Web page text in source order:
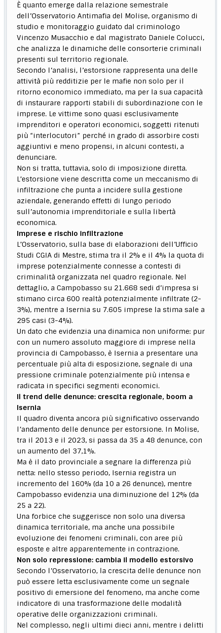
È quanto emerge dalla relazione semestrale
dell’Osservatorio Antimafia del Molise, organismo di
studio e monitoraggio guidato dal criminologo
Vincenzo Musacchio e dal magistrato Daniele Colucci,
che analizza le dinamiche delle consorterie criminali
presenti sul territorio regionale.
Secondo l’analisi, l’estorsione rappresenta una delle
attività più redditizie per le mafie non solo per il
ritorno economico immediato, ma per la sua capacità
di instaurare rapporti stabili di subordinazione con le
imprese. Le vittime sono quasi esclusivamente
imprenditori e operatori economici, soggetti ritenuti
più “interlocutori” perché in grado di assorbire costi
aggiuntivi e meno propensi, in alcuni contesti, a
denunciare.
Non si tratta, tuttavia, solo di imposizione diretta.
L’estorsione viene descritta come un meccanismo di
infiltrazione che punta a incidere sulla gestione
aziendale, generando effetti di lungo periodo
sull’autonomia imprenditoriale e sulla libertà
economica.
Imprese e rischio infiltrazione
L’Osservatorio, sulla base di elaborazioni dell’Ufficio
Studi CGIA di Mestre, stima tra il 2% e il 4% la quota di
imprese potenzialmente connesse a contesti di
criminalità organizzata nel quadro regionale. Nel
dettaglio, a Campobasso su 21.668 sedi d’impresa si
stimano circa 600 realtà potenzialmente infiltrate (2-
3%), mentre a Isernia su 7.605 imprese la stima sale a
295 casi (3-4%).
Un dato che evidenzia una dinamica non uniforme: pur
con un numero assoluto maggiore di imprese nella
provincia di Campobasso, è Isernia a presentare una
percentuale più alta di esposizione, segnale di una
pressione criminale potenzialmente più intensa e
radicata in specifici segmenti economici.
Il trend delle denunce: crescita regionale, boom a
Isernia
Il quadro diventa ancora più significativo osservando
l’andamento delle denunce per estorsione. In Molise,
tra il 2013 e il 2023, si passa da 35 a 48 denunce, con
un aumento del 37,1%.
Ma è il dato provinciale a segnare la differenza più
netta: nello stesso periodo, Isernia registra un
incremento del 160% (da 10 a 26 denunce), mentre
Campobasso evidenzia una diminuzione del 12% (da
25 a 22).
Una forbice che suggerisce non solo una diversa
dinamica territoriale, ma anche una possibile
evoluzione dei fenomeni criminali, con aree più
esposte e altre apparentemente in contrazione.
Non solo repressione: cambia il modello estorsivo
Secondo l’Osservatorio, la crescita delle denunce non
può essere letta esclusivamente come un segnale
positivo di emersione del fenomeno, ma anche come
indicatore di una trasformazione delle modalità
operative delle organizzazioni criminali.
Nel complesso, negli ultimi dieci anni, mentre i delitti